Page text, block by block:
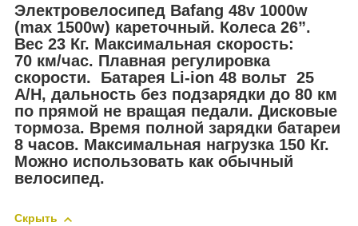
Электровелосипед Bafang 48v 1000w
(max 1500w) кареточный. Колеса 26”.
Вес 23 Кг. Максимальная скорость:
70 км/час. Плавная регулировка
скорости. Батарея Li-ion 48 вольт 25
A/H, дальность без подзарядки до 80 км
по прямой не вращая педали. Дисковые
тормоза. Время полной зарядки батареи
8 часов. Максимальная нагрузка 150 Кг.
Можно использовать как обычный
велосипед.
Скрыть